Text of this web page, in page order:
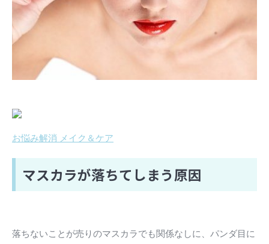
お悩み解消 メイク＆ケア
マスカラが落ちてしまう原因
落ちないことが売りのマスカラでも関係なしに、パンダ目に